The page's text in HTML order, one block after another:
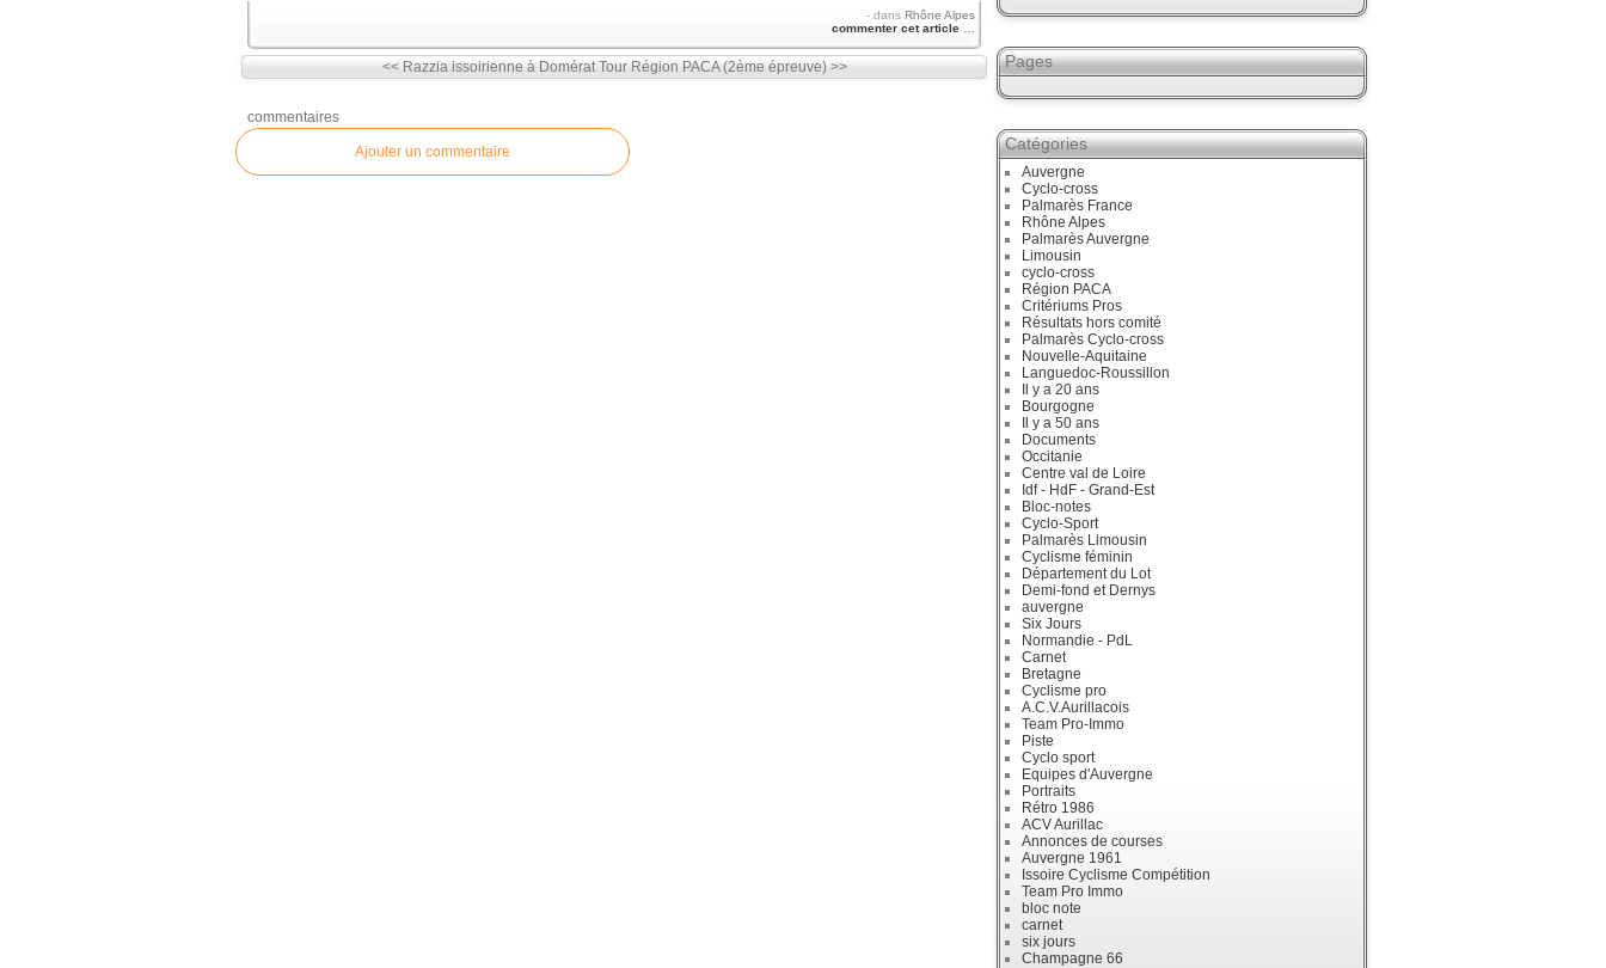
- dans Rhône Alpes
commenter cet article
<< Razzia issoirienne à Domérat Tour Région PACA (2ème épreuve) >>
commentaires
Ajouter un commentaire
Pages
Catégories
Auvergne
Cyclo-cross
Palmarès France
Rhône Alpes
Palmarès Auvergne
Limousin
cyclo-cross
Région PACA
Critériums Pros
Résultats hors comité
Palmarès Cyclo-cross
Nouvelle-Aquitaine
Languedoc-Roussillon
Il y a 20 ans
Bourgogne
Il y a 50 ans
Documents
Occitanie
Centre val de Loire
Idf - HdF - Grand-Est
Bloc-notes
Cyclo-Sport
Palmarès Limousin
Cyclisme féminin
Département du Lot
Demi-fond et Dernys
auvergne
Six Jours
Normandie - PdL
Carnet
Bretagne
Cyclisme pro
A.C.V.Aurillacois
Team Pro-Immo
Piste
Cyclo sport
Equipes d'Auvergne
Portraits
Rétro 1986
ACV Aurillac
Annonces de courses
Auvergne 1961
Issoire Cyclisme Compétition
Team Pro Immo
bloc note
carnet
six jours
Champagne 66